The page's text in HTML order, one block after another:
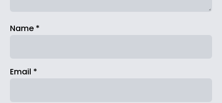
Name *
Email *